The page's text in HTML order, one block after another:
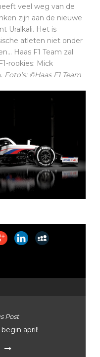
veel weg van de
zijn aan de nieuwe
Uralkali. Het is
atleten niet onder
Haas F1 Team zal
rookies: Mick
Foto’s: ©Haas F1 Team
Post
april!